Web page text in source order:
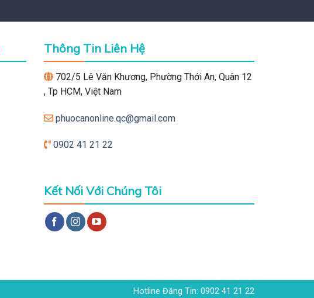
Thông Tin Liên Hệ
702/5 Lê Văn Khương, Phường Thới An, Quân 12
, Tp HCM, Việt Nam
phuocanonline.qc@gmail.com
0902 41 21 22
Kết Nối Với Chúng Tôi
Hotline Đăng Tin: 0902 41 21 22